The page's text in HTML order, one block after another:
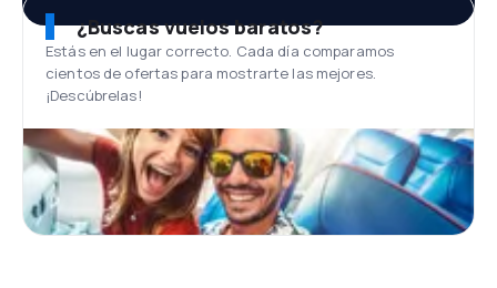
¿Buscas vuelos baratos?
Estás en el lugar correcto. Cada día comparamos
cientos de ofertas para mostrarte las mejores.
¡Descúbrelas!